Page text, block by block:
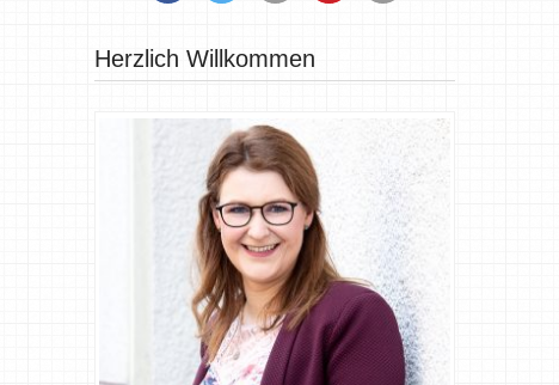
Herzlich Willkommen